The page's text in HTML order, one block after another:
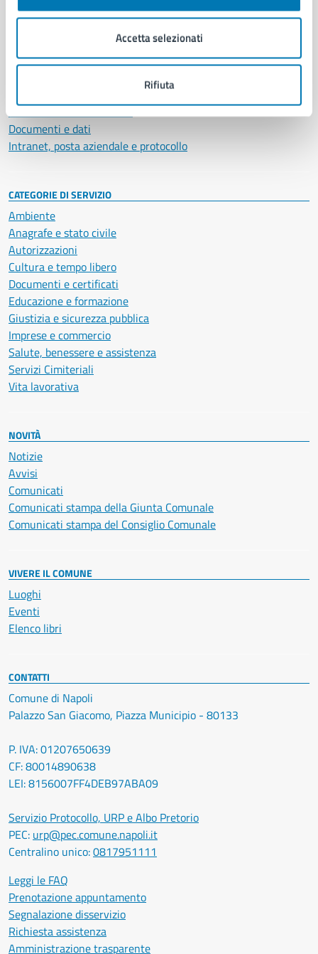
Accetta selezionati
Rifiuta
Aree amministrative
Uffici
Personale amministrativo
Documenti e dati
Intranet, posta aziendale e protocollo
CATEGORIE DI SERVIZIO
Ambiente
Anagrafe e stato civile
Autorizzazioni
Cultura e tempo libero
Documenti e certificati
Educazione e formazione
Giustizia e sicurezza pubblica
Imprese e commercio
Salute, benessere e assistenza
Servizi Cimiteriali
Vita lavorativa
NOVITÀ
Notizie
Avvisi
Comunicati
Comunicati stampa della Giunta Comunale
Comunicati stampa del Consiglio Comunale
VIVERE IL COMUNE
Luoghi
Eventi
Elenco libri
CONTATTI
Comune di Napoli
Palazzo San Giacomo, Piazza Municipio - 80133
P. IVA: 01207650639
CF: 80014890638
LEI: 8156007FF4DEB97ABA09
Servizio Protocollo, URP e Albo Pretorio
PEC: urp@pec.comune.napoli.it
Centralino unico:0817951111
Leggi le FAQ
Prenotazione appuntamento
Segnalazione disservizio
Richiesta assistenza
Amministrazione trasparente